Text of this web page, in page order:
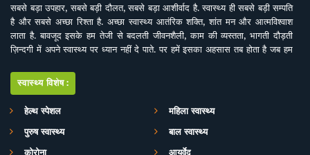
सबसे बड़ा उपहार, सबसे बड़ी दौलत, सबसे बड़ा आशीर्वाद है. स्वास्थ्य ही सबसे बड़ी सम्पति
है और सबसे अच्छा रिश्ता है. अच्छा स्वास्थ्य आतंरिक शक्ति, शांत मन और आत्मविश्वाश
लाता है. बावजूद इसके हम तेजी से बदलती जीवनशैली, काम की व्यस्तता, भागती दौड़ती
ज़िन्दगी में अपने स्वास्थ्य पर ध्यान नहीं दे पाते. पर हमें इसका अहसास तब होता है जब हम
सर्वे सन्तु निरामया की परिकल्पना को साकार करने के मकसद से इस डिजिटल मीडिया
प्लेटफाॅर्म की परिकल्पना की गई है. जहां स्वास्थ्य विशेषज्ञों के साथ पत्रकारों, शोधकर्ताओं,
चिकित्सकों की एक बेहतर टीम विभिन्न बीमारियों और उनके इलाज, विशेषज्ञों की राय, नवीन
स्वास्थ्य शोध और निष्कर्ष, घरेलू उपचार, योग, फीटनेस, डाइट, हेल्थ टिप्स, गंभीर रोगों पर
जागरूकता के ​मिशन के साथ आपसे जुड़ रही है. जिसका मकसद सिर्फ और सिर्फ आपको
स्वास्थ्य सूचना और जानकारी प्रदान करना है. उम्मीद ही नहीं पूरा भरोसा है आप पूरी
स्वास्थ्य विशेष:
हेल्थ स्पेशल
महिला स्वास्थ्य
पुरुष स्वास्थ्य
बाल स्वास्थ्य
कोरोना
आयुर्वेद